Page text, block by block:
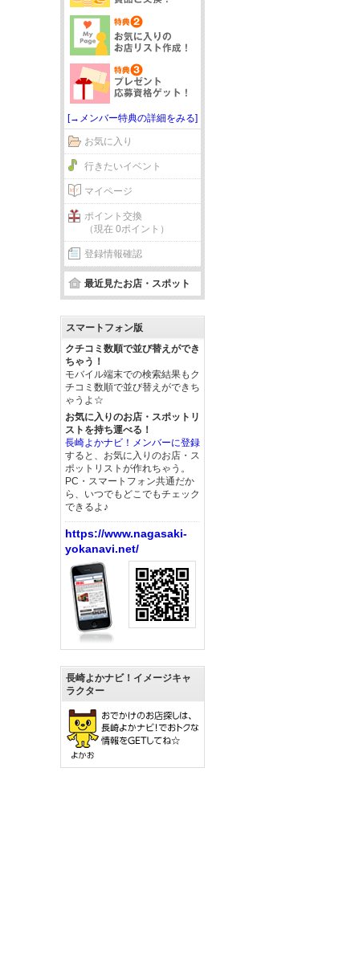
[→メンバー特典の詳細をみる]
お気に入り
行きたいイベント
マイページ
ポイント交換
（現在 0ポイント）
登録情報確認
最近見たお店・スポット
スマートフォン版
クチコミ数順で並び替えができ
ちゃう！
モバイル端末での検索結果もク
チコミ数順で並び替えができち
ゃうよ☆
お気に入りのお店・スポットリ
ストを持ち運べる！
長崎よかナビ！メンバーに登録
すると、お気に入りのお店・ス
ポットリストが作れちゃう。
PC・スマートフォン共通だか
ら、いつでもどこでもチェック
できるよ♪
https://www.nagasaki-
yokanavi.net/
長崎よかナビ！イメージキャ
ラクター